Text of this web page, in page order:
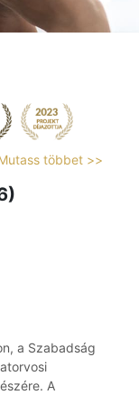
többet >>
a Szabadság
A